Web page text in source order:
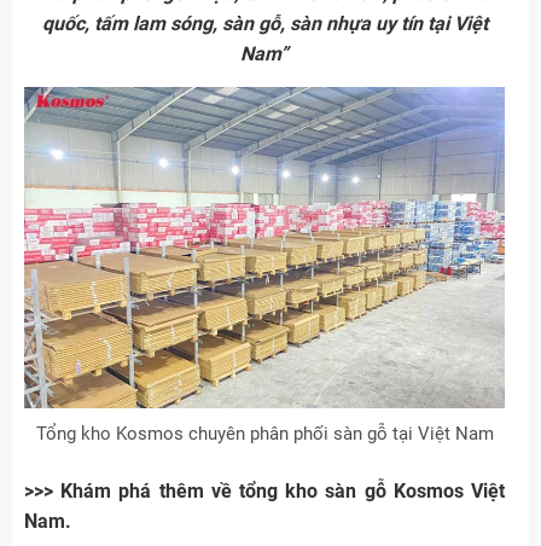
quốc, tấm lam sóng, sàn gỗ, sàn nhựa uy tín tại Việt
Nam”
Tổng kho Kosmos chuyên phân phối sàn gỗ tại Việt Nam
>>> Khám phá thêm về tổng kho sàn gỗ Kosmos Việt
Nam.